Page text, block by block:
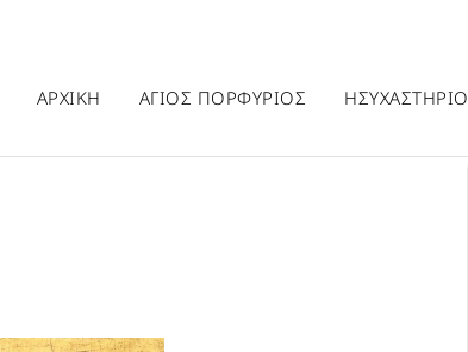
ΑΡΧΙΚΗ ΑΓΙΟΣ ΠΟΡΦΥΡΙΟΣ ΗΣΥΧΑΣΤΗΡΙΟ